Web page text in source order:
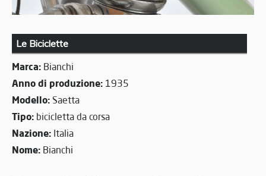
Le Biciclette
Marca: Bianchi
Anno di produzione: 1935
Modello: Saetta
Tipo: bicicletta da corsa
Nazione: Italia
Nome: Bianchi